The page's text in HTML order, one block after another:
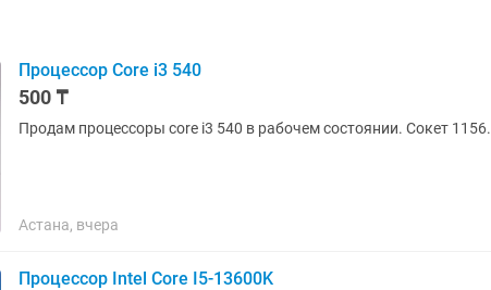
Процессор Core i3 540
500 ₸
Продам процессоры core i3 540 в рабочем состоянии. Сокет 1156.
Астана, вчера
Процессор Intel Core I5-13600K